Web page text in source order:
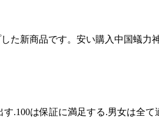
た新商品です。安い購入中国蟻
.100は保証に満足する.男女は全て